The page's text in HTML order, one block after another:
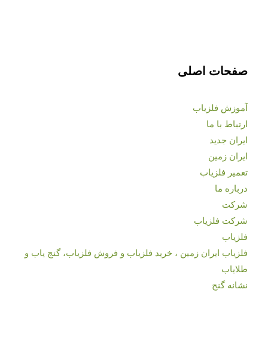
صفحات اصلی
آموزش فلزیاب
ارتباط با ما
ایران جدید
ایران زمین
تعمیر فلزیاب
درباره ما
شرکت
شرکت فلزیاب
فلزیاب
فلزیاب ایران زمین ، خرید فلزیاب و فروش فلزیاب، گنج یاب و
طلایاب
نشانه گنج